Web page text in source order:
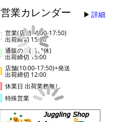
営業カレンダー 詳細
営業(店舗14:00-17:50)
出荷締切 15:00
通販のみ(店舗休)
出荷締切 15:00
店舗(10:00-17:50)+発送
出荷締切 12:00
休業日 出荷業務無し
特殊営業